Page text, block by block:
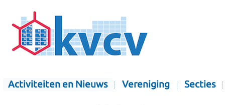
Activiteiten en Nieuws Vereniging Secties